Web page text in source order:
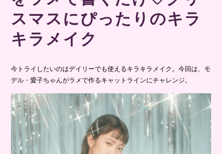
スマスにぴったりのキラ
キラメイク
今トライしたいのはデイリーでも使えるキラキラメイク。今回は、モ
デル・愛子ちゃんがラメで作るキャットラインにチャレンジ。